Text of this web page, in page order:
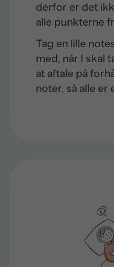
derfor er det
alle punkterne
Tag en lille
med, når I skal
at aftale på
noter, så alle er